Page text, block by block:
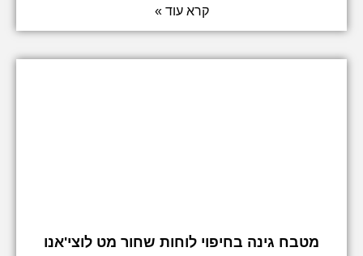
קרא עוד »
מטבח גינה בחיפוי לוחות שחור מט לוצי'אנו